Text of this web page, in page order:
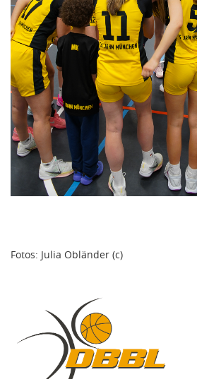
Fotos: Julia Obländer (c)